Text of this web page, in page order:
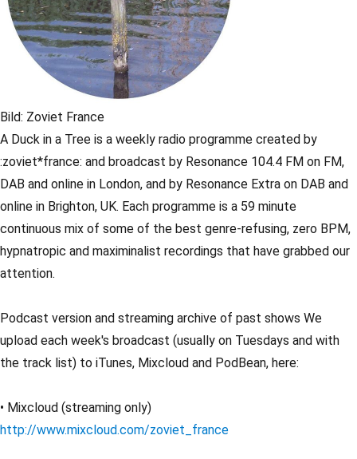
Bild: Zoviet France
A Duck in a Tree is a weekly radio programme created by
:zoviet*france: and broadcast by Resonance 104.4 FM on FM,
DAB and online in London, and by Resonance Extra on DAB and
online in Brighton, UK. Each programme is a 59 minute
continuous mix of some of the best genre-refusing, zero BPM,
hypnatropic and maximinalist recordings that have grabbed our
attention.
Podcast version and streaming archive of past shows We
upload each week's broadcast (usually on Tuesdays and with
the track list) to iTunes, Mixcloud and PodBean, here:
• Mixcloud (streaming only)
http://www.mixcloud.com/zoviet_france